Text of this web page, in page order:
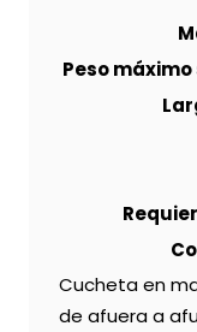
Peso
Cucheta en
de afuera a